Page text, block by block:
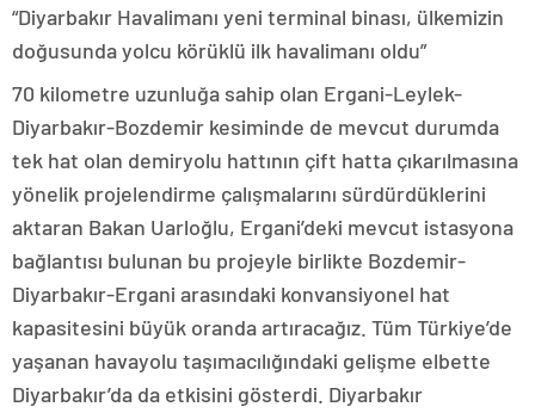
“Diyarbakır Havalimanı yeni terminal binası, ülkemizin
doğusunda yolcu körüklü ilk havalimanı oldu”
70 kilometre uzunluğa sahip olan Ergani-Leylek-
Diyarbakır-Bozdemir kesiminde de mevcut durumda
tek hat olan demiryolu hattının çift hatta çıkarılmasına
yönelik projelendirme çalışmalarını sürdürdüklerini
aktaran Bakan Uarloğlu, Ergani’deki mevcut istasyona
bağlantısı bulunan bu projeyle birlikte Bozdemir-
Diyarbakır-Ergani arasındaki konvansiyonel hat
kapasitesini büyük oranda artıracağız. Tüm Türkiye’de
yaşanan havayolu taşımacılığındaki gelişme elbette
Diyarbakır’da da etkisini gösterdi. Diyarbakır